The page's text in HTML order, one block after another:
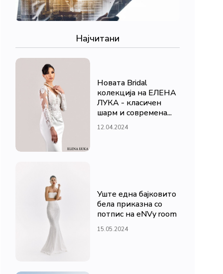
Најчитани
Новата Bridal
колекција на ЕЛЕНА
ЛУКА - класичен
шарм и современа...
12.04.2024
Уште една бајковито
бела приказна со
потпис на eNVy room
15.05.2024